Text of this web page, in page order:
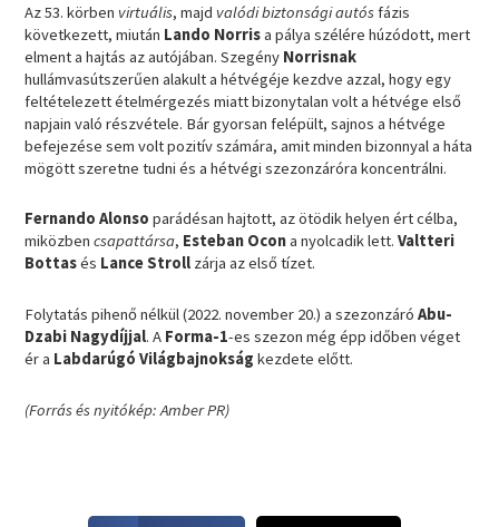
Az 53. körben virtuális, majd valódi biztonsági autósfázis
következett, miután Lando Norrisa pálya szélére húzódott, mert
elment a hajtás az autójában. Szegény Norrisnak
hullámvasútszerűen alakult a hétvégéje kezdve azzal, hogy egy
feltételezett ételmérgezés miatt bizonytalan volt a hétvége első
napjain való részvétele. Bár gyorsan felépült, sajnos a hétvége
befejezése sem volt pozitív számára, amit minden bizonnyal a háta
mögött szeretne tudni és a hétvégi szezonzáróra koncentrálni.
Fernando Alonso parádésan hajtott, az ötödik helyen ért célba,
miközbencsapattársa, Esteban Ocona nyolcadik lett.Valtteri
Bottasés Lance Stroll zárja az első tízet.
Folytatás pihenő nélkül (2022. november 20.) a szezonzáró Abu-
Dzabi Nagydíjjal. A Forma-1-es szezon még épp időben véget
ér a Labdarúgó Világbajnokság kezdete előtt.
(Forrás és nyitókép: Amber PR)